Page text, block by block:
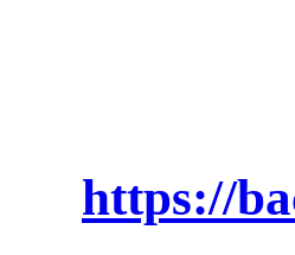
https://